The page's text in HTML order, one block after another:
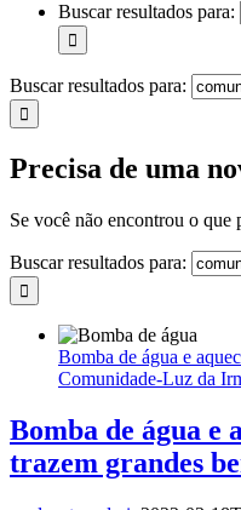
Buscar resultados para:
Buscar resultados para:
Precisa de uma
Se você não encontrou o que
Buscar resultados para:
Bomba de água e
Comunidade-Luz da
Bomba de água e
trazem grandes